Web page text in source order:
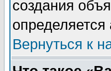
создания
Вернуться к